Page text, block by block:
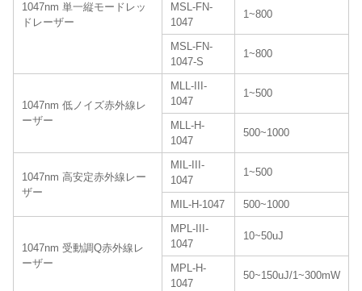
1047nm 単一縦モードレッ
ドレーザー
MSL-FN-
1047
1~800
MSL-FN-
1047-S
1~800
1047nm 低ノイズ赤外線レ
ーザー
MLL-III-
1047
1~500
MLL-H-
1047
500~1000
1047nm 高安定赤外線レー
ザー
MIL-III-
1047
1~500
MIL-H-1047 500~1000
1047nm 受動調Q赤外線レ
ーザー
MPL-III-
1047
10~50uJ
MPL-H-
1047
50~150uJ/1~300mW